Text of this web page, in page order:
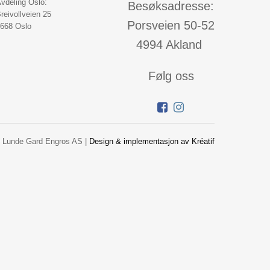
Besøksadresse:
Porsveien 50-52
4994 Akland
Følg oss
Oslo:
25
Oslo
Gard Engros AS | Design & implementasjon av Kréatif